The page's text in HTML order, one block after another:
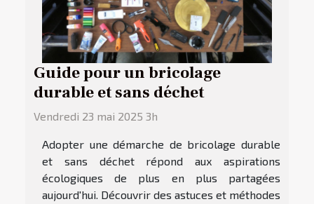
Guide pour un bricolage
durable et sans déchet
Vendredi 23 mai 2025 3h
Adopter une démarche de bricolage durable
et sans déchet répond aux aspirations
écologiques de plus en plus partagées
aujourd'hui. Découvrir des astuces et méthodes